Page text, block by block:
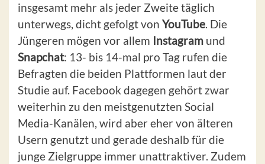
insgesamt mehr als jeder Zweite täglich
unterwegs, dicht gefolgt von YouTube. Die
Jüngeren mögen vor allem Instagram und
Snapchat: 13- bis 14-mal pro Tag rufen die
Befragten die beiden Plattformen laut der
Studie auf. Facebook dagegen gehört zwar
weiterhin zu den meistgenutzten Social
Media-Kanälen, wird aber eher von älteren
Usern genutzt und gerade deshalb für die
junge Zielgruppe immer unattraktiver. Zudem